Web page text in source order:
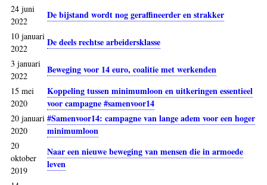
24 juni
2022
De bijstand wordt nog geraffineerder en strakker
10 januari
2022
De deels rechtse arbeidersklasse
3 januari
2022
Beweging voor 14 euro, coalitie met werkenden
15 mei
2020
Koppeling tussen minimumloon en uitkeringen essentieel
voor campagne #samenvoor14
20 januari
2020
#Samenvoor14: campagne van lange adem voor een hoger
minimumloon
20
oktober
2019
Naar een nieuwe beweging van mensen die in armoede
leven